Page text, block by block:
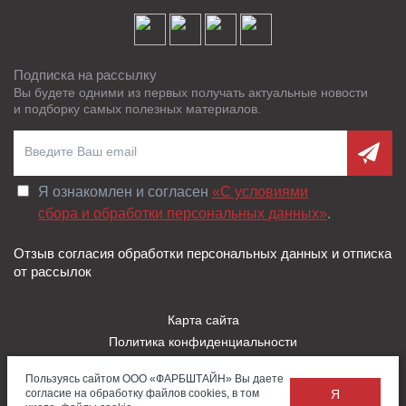
Подписка на рассылку
Вы будете одними из первых получать актуальные новости
и подборку самых полезных материалов.
Я ознакомлен и согласен «C условиями
сбора и обработки персональных данных».
Отзыв согласия обработки персональных данных и отписка
от рассылок
Карта сайта
Политика конфиденциальности
Правила использования Cookies
Заказать Обратная
Пользуясь сайтом ООО «ФАРБШТАЙН» Вы даете
согласие на обработку файлов cookies, в том
Я